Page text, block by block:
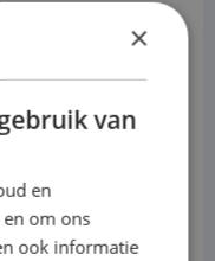
von
×
van
en
om ons
ook informatie